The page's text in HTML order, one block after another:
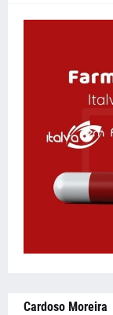
Cardoso Moreira